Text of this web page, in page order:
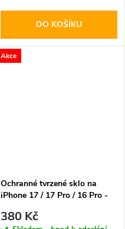
DO KOŠÍKU
Akce
Ochranné tvrzené sklo na
iPhone 17 / 17 Pro / 16 Pro -
aplikátorem)
380 Kč